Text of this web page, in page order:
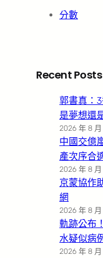
分數
Recent Posts
郭書真：
是夢想還
2026 年 8 月
中國交億
產次序合
2026 年 8 月
京蒙協作
網
2026 年 8 月
軌跡公布
水疑似病
2026 年 8 月